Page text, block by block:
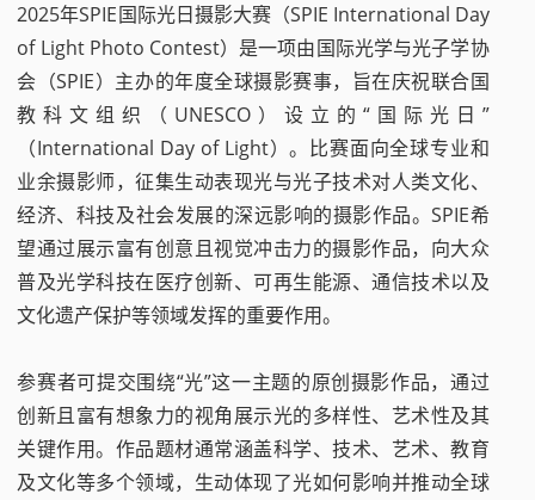
2025年SPIE国际光日摄影大赛（SPIE International Day
of Light Photo Contest）是一项由国际光学与光子学协
会（SPIE）主办的年度全球摄影赛事，旨在庆祝联合国
教科文组织（UNESCO）设立的“国际光日”
（International Day of Light）。比赛面向全球专业和
业余摄影师，征集生动表现光与光子技术对人类文化、
经济、科技及社会发展的深远影响的摄影作品。SPIE希
望通过展示富有创意且视觉冲击力的摄影作品，向大众
普及光学科技在医疗创新、可再生能源、通信技术以及
文化遗产保护等领域发挥的重要作用。
参赛者可提交围绕“光”这一主题的原创摄影作品，通过
创新且富有想象力的视角展示光的多样性、艺术性及其
关键作用。作品题材通常涵盖科学、技术、艺术、教育
及文化等多个领域，生动体现了光如何影响并推动全球